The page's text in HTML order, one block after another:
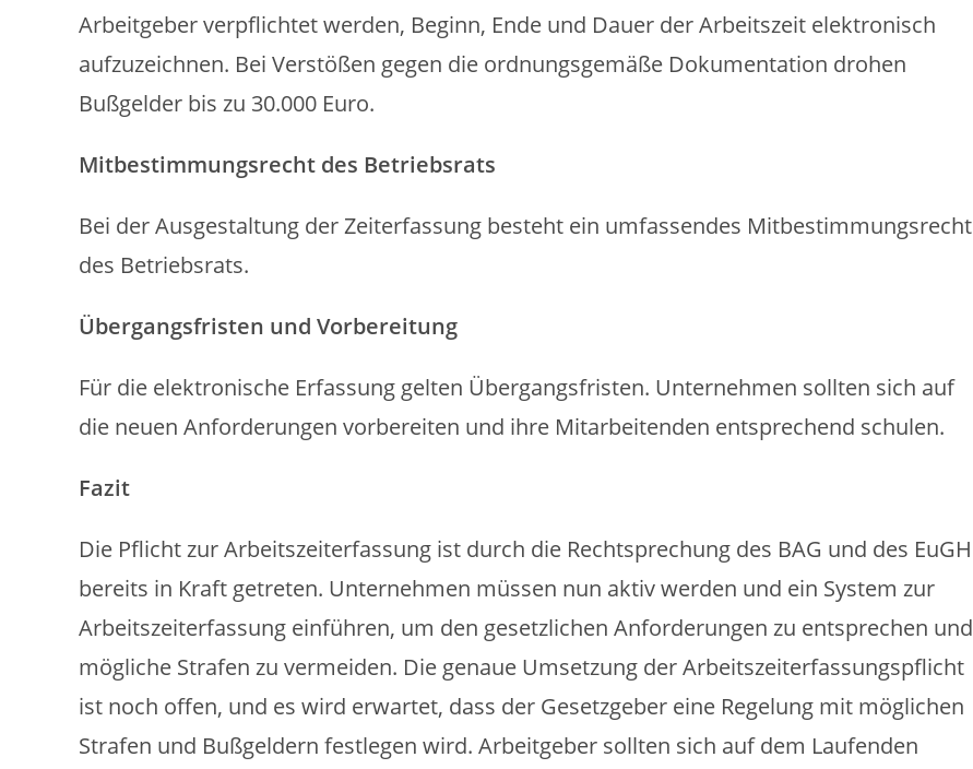
Arbeitgeber verpflichtet werden, Beginn, Ende und Dauer der Arbeitszeit elektronisch
aufzuzeichnen. Bei Verstößen gegen die ordnungsgemäße Dokumentation drohen
Bußgelder bis zu 30.000 Euro.
Mitbestimmungsrecht des Betriebsrats
Bei der Ausgestaltung der Zeiterfassung besteht ein umfassendes Mitbestimmungsrecht
des Betriebsrats.
Übergangsfristen und Vorbereitung
Für die elektronische Erfassung gelten Übergangsfristen. Unternehmen sollten sich auf
die neuen Anforderungen vorbereiten und ihre Mitarbeitenden entsprechend schulen.
Fazit
Die Pflicht zur Arbeitszeiterfassung ist durch die Rechtsprechung des BAG und des EuGH
bereits in Kraft getreten. Unternehmen müssen nun aktiv werden und ein System zur
Arbeitszeiterfassung einführen, um den gesetzlichen Anforderungen zu entsprechen und
mögliche Strafen zu vermeiden. Die genaue Umsetzung der Arbeitszeiterfassungspflicht
ist noch offen, und es wird erwartet, dass der Gesetzgeber eine Regelung mit möglichen
Strafen und Bußgeldern festlegen wird. Arbeitgeber sollten sich auf dem Laufenden